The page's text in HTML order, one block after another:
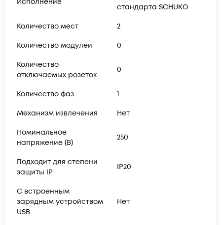
стандарта SCHUKO
Количество мест 2
Количество модулей 0
Количество
отключаемых розеток
0
Количество фаз 1
Механизм извлечения Нет
Номинальное
напряжение (В)
250
Подходит для степени
защиты IP
IP20
С встроенным
зарядным устройством
USB
Нет